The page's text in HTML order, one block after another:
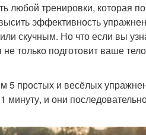
любой тренировки, которая
эффективность
скучным. Но что если вы
только подготовит ваше
5 простых и весёлых
минуту, и они